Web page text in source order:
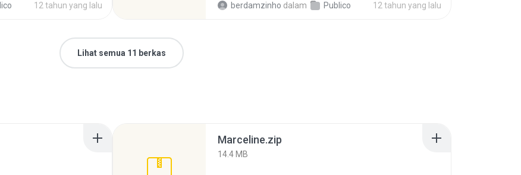
12 tahun yang lalu berdamzinho dalam Publico 12 tahun yang lalu
Lihat semua 11 berkas
Marceline.zip
14.4 MB